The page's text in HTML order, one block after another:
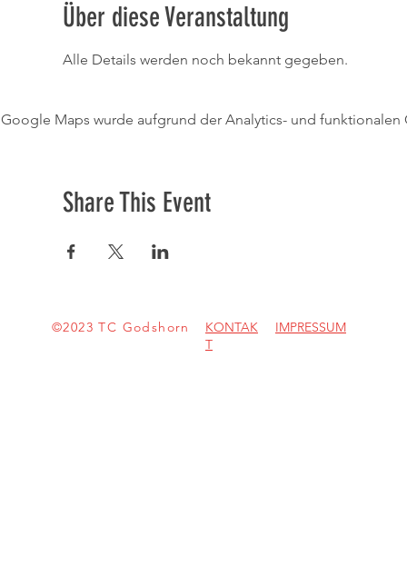
Über diese Veranstaltung
Alle Details werden noch bekannt gegeben.
Google Maps wurde aufgrund der Analytics- und
Share This Event
©2023 TC Godshorn
KONTAK
T
IMPRESSUM